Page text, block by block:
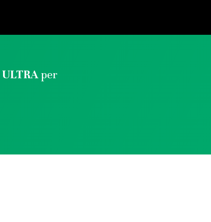
ULTRAper